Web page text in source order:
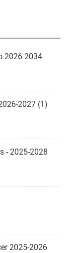
2026-2034
2027 (1)
- 2025-2028
2025-2026